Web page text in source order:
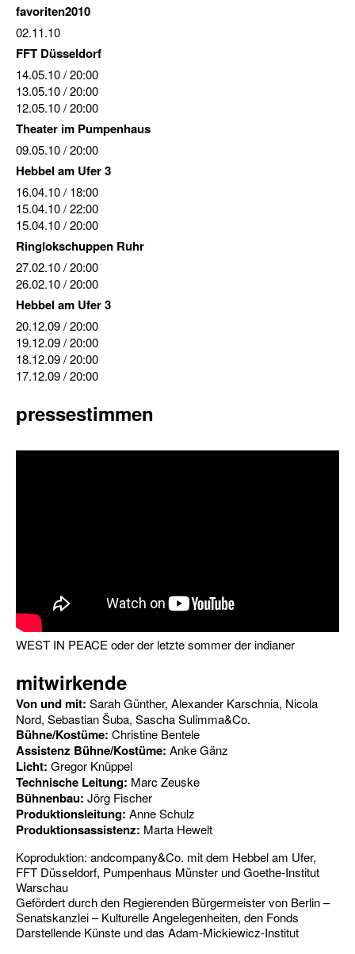
favoriten2010
02.11.10
FFT Düsseldorf
14.05.10/ 20:00
13.05.10/ 20:00
12.05.10/ 20:00
Theater im Pumpenhaus
09.05.10/ 20:00
Hebbel am Ufer 3
16.04.10/ 18:00
15.04.10/ 22:00
15.04.10/ 20:00
Ringlokschuppen Ruhr
27.02.10/ 20:00
26.02.10/ 20:00
Hebbel am Ufer 3
20.12.09/ 20:00
19.12.09/ 20:00
18.12.09/ 20:00
17.12.09/ 20:00
pressestimmen
WEST IN PEACE oder der letzte sommer der indianer
mitwirkende
Von und mit: Sarah Günther, Alexander Karschnia, Nicola
Nord, Sebastian Šuba, Sascha Sulimma&Co.
Bühne/Kostüme: Christine Bentele
Assistenz Bühne/Kostüme: Anke Gänz
Licht: Gregor Knüppel
Technische Leitung: Marc Zeuske
Bühnenbau: Jörg Fischer
Produktionsleitung: Anne Schulz
Produktionsassistenz: Marta Hewelt
Koproduktion: andcompany&Co. mit dem Hebbel am Ufer,
FFT Düsseldorf, Pumpenhaus Münster und Goethe-Institut
Warschau
Gefördert durch den Regierenden Bürgermeister von Berlin –
Senatskanzlei – Kulturelle Angelegenheiten, den Fonds
Darstellende Künste und das Adam-Mickiewicz-Institut